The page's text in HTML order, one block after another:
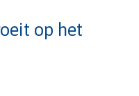
op het